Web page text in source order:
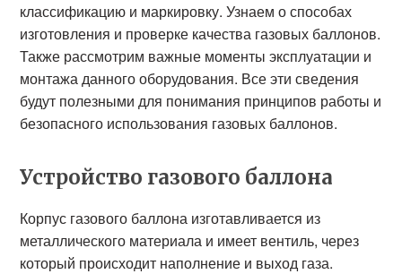
классификацию и маркировку. Узнаем о способах
изготовления и проверке качества газовых баллонов.
Также рассмотрим важные моменты эксплуатации и
монтажа данного оборудования. Все эти сведения
будут полезными для понимания принципов работы и
безопасного использования газовых баллонов.
Устройство газового баллона
Корпус газового баллона изготавливается из
металлического материала и имеет вентиль, через
который происходит наполнение и выход газа.